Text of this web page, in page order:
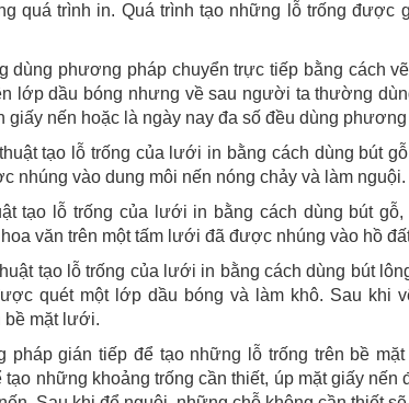
quá trình in. Quá trình tạo những lỗ trống được
dùng phương pháp chuyển trực tiếp bằng cách
lớp dầu bóng nhưng về sau người ta thường
giấy nến hoặc là ngày nay đa số đều dùng
tạo lỗ trống của lưới in bằng cách dùng bút
nhúng vào dung môi nến nóng chảy và làm nguội.
tạo lỗ trống của lưới in bằng cách dùng bút gỗ,
văn trên một tấm lưới đã được nhúng vào hồ
tạo lỗ trống của lưới in bằng cách dùng bút
quét một lớp dầu bóng và làm khô. Sau khi
bề mặt lưới.
pháp gián tiếp để tạo những lỗ trống trên bề
những khoảng trống cần thiết, úp mặt giấy nến